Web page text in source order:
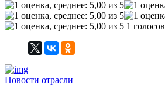
1 голосов
Новости отрасли